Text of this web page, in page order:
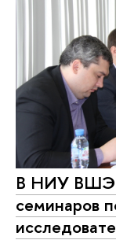
В НИУ ВШЭ
семинаров